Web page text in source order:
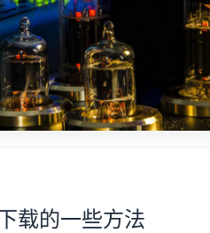
在外国，访问速度不太理想，我们可
加速来加速图片是访问速度所以我设
waimao8/image@master 记得
下这篇文件的制作过程打开
...
载的一些方法